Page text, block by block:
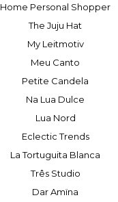
Home Personal Shopper
The Juju Hat
My Leitmotiv
Meu Canto
Petite Candela
Na Lua Dulce
Lua Nord
Eclectic Trends
La Tortuguita Blanca
Três Studio
Dar Amïna